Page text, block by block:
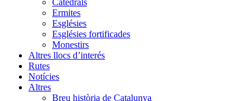
Catedrals
Ermites
Esglésies
Esglésies fortificades
Monestirs
Altres llocs d’interés
Rutes
Notícies
Altres
Breu història de Catalunya